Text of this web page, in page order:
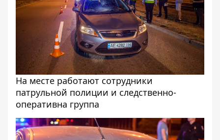
На месте работают сотрудники
патрульной полиции и следственно-
оперативна группа